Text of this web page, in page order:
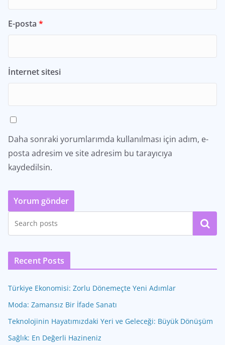
E-posta *
İnternet sitesi
Daha sonraki yorumlarımda kullanılması için adım, e-
posta adresim ve site adresim bu tarayıcıya
kaydedilsin.
Ara
Recent Posts
Türkiye Ekonomisi: Zorlu Dönemeçte Yeni Adımlar
Moda: Zamansız Bir İfade Sanatı
Teknolojinin Hayatımızdaki Yeri ve Geleceği: Büyük Dönüşüm
Sağlık: En Değerli Hazineniz